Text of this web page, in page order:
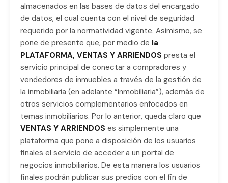
almacenados en las bases de datos del encargado
de datos, el cual cuenta con el nivel de seguridad
requerido por la normatividad vigente. Asimismo, se
pone de presente que, por medio de la
PLATAFORMA, VENTAS Y ARRIENDOS presta el
servicio principal de conectar a compradores y
vendedores de inmuebles a través de la gestión de
la inmobiliaria (en adelante “Inmobiliaria”), además de
otros servicios complementarios enfocados en
temas inmobiliarios. Por lo anterior, queda claro que
VENTAS Y ARRIENDOS es simplemente una
plataforma que pone a disposición de los usuarios
finales el servicio de acceder a un portal de
negocios inmobiliarios. De esta manera los usuarios
finales podrán publicar sus predios con el fin de